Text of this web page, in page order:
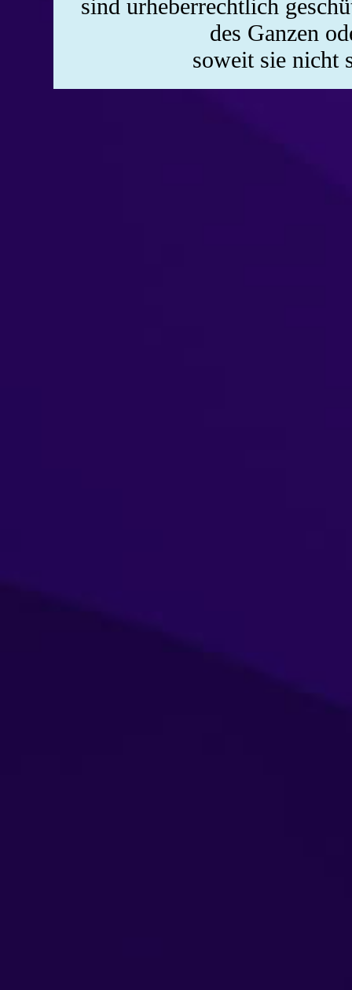
sind urheberrechtlich
des Ganzen
soweit sie nicht